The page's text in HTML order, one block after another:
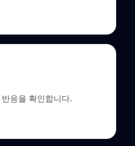
응을 확인합니다.